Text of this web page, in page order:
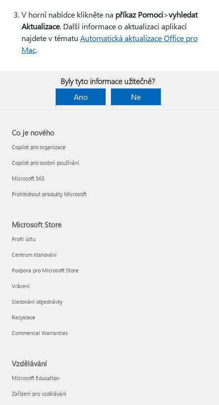
V horní nabídce klikněte na příkaz Pomoci>vyhledat
Aktualizace. Další informace o aktualizaci aplikací
najdete v tématu Automatická aktualizace Office pro
Mac.
Byly tyto informace užitečné?
Ano
Ne
Co je nového
Copilot pro organizace
Copilot pro osobní používání
Microsoft 365
Prohlédnout produkty Microsoft
Microsoft Store
Profil účtu
Centrum stahování
Podpora pro Microsoft Store
Vrácení
Sledování objednávky
Recyklace
Commercial Warranties
Vzdělávání
Microsoft Education
Zařízení pro vzdělávání